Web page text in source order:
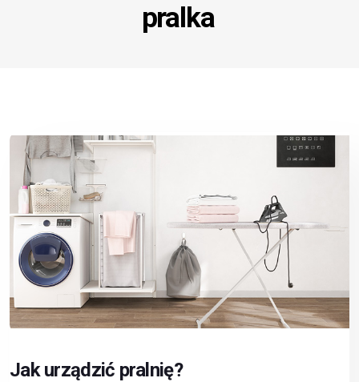
pralka
Jak urządzić pralnię?